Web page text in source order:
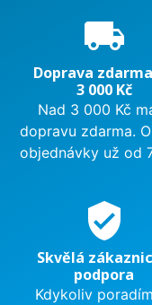
local_shipping
Doprava
3 000 Kč
Nad 3 000 Kč
dopravu zdarma.
objednávky už od
verified_user
Skvělá
podpora
Kdykoliv